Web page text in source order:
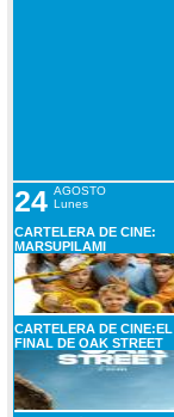
24 AGOSTO
Lunes
CARTELERA DE CINE:
MARSUPILAMI
CARTELERA DE CINE:EL
FINAL DE OAK STREET